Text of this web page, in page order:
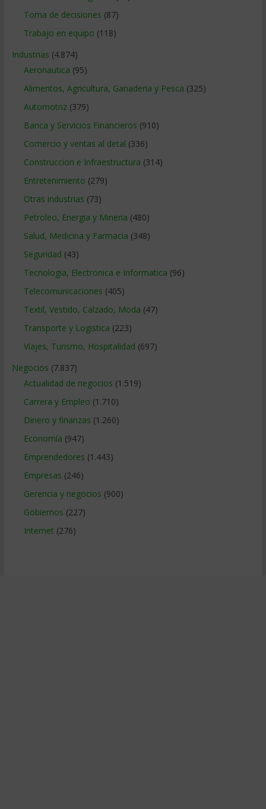
Toma de decisiones (87)
Trabajo en equipo (118)
Industrias (4.874)
Aeronautica (95)
Alimentos, Agricultura, Ganaderia y Pesca (325)
Automotriz(379)
Banca y Servicios Financieros (910)
Comercio y ventas al detal (336)
Construccion e Infraestructura (314)
Entretenimiento (279)
Otras industrias (73)
Petroleo, Energia y Mineria (480)
Salud, Medicina y Farmacia (348)
Seguridad (43)
Tecnologia, Electronica e Informatica (96)
Telecomunicaciones (405)
Textil, Vestido, Calzado, Moda (47)
Transporte y Logistica (223)
Viajes, Turismo, Hospitalidad (697)
Negocios (7.837)
Actualidad de negocios (1.519)
Carrera y Empleo (1.710)
Dinero y finanzas (1.260)
Economía (947)
Emprendedores (1.443)
Empresas (246)
Gerencia y negocios (900)
Gobiernos (227)
Internet (276)